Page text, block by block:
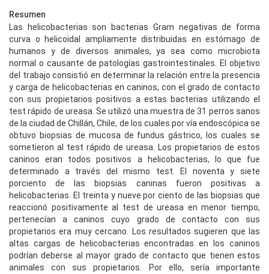
Resumen
Las helicobacterias son bacterias Gram negativas de forma
curva o helicoidal ampliamente distribuidas en estómago de
humanos y de diversos animales, ya sea como microbiota
normal o causante de patologías gastrointestinales. El objetivo
del trabajo consistió en determinar la relación entre la presencia
y carga de helicobacterias en caninos, con el grado de contacto
con sus propietarios positivos a estas bacterias utilizando el
test rápido de ureasa. Se utilizó una muestra de 31 perros sanos
de la ciudad de Chillán, Chile, de los cuales por vía endoscópica se
obtuvo biopsias de mucosa de fundus gástrico, los cuales se
sometieron al test rápido de ureasa. Los propietarios de estos
caninos eran todos positivos a helicobacterias, lo que fue
determinado a través del mismo test. El noventa y siete
porciento de las biopsias caninas fueron positivas a
helicobacterias. El treinta y nueve por ciento de las biopsias que
reaccionó positivamente al test de ureasa en menor tiempo,
pertenecían a caninos cuyo grado de contacto con sus
propietarios era muy cercano. Los resultados sugieren que las
altas cargas de helicobacterias encontradas en los caninos
podrían deberse al mayor grado de contacto que tienen estos
animales con sus propietarios. Por ello, sería importante